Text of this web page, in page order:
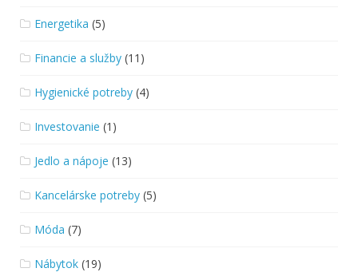
Energetika (5)
Financie a služby (11)
Hygienické potreby (4)
Investovanie (1)
Jedlo a nápoje (13)
Kancelárske potreby (5)
Móda (7)
Nábytok (19)